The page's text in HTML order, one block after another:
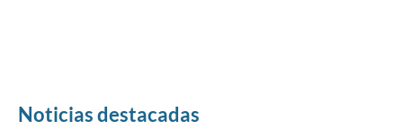
Noticias destacadas